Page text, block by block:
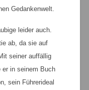
Gedankenwelt.
leider auch.
ab, da sie auf
seiner auffällig
er in seinem Buch
sein Führerideal